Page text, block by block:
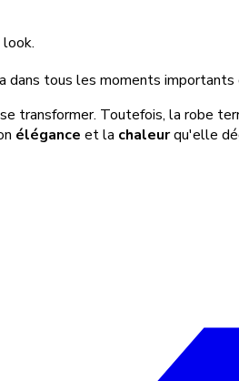
dans tous les moments importants
transformer. Toutefois, la robe
élégance et la chaleurqu'elle